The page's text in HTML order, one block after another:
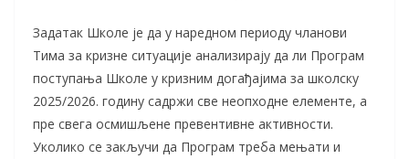
Задатак Школе је да у наредном периоду чланови
Тима за кризне ситуације анализирају да ли Програм
поступања Школе у кризним догађајима за школску
2025/2026. годину садржи све неопходне елементе, а
пре свега осмишљене превентивне активности.
Уколико се закључи да Програм треба мењати и